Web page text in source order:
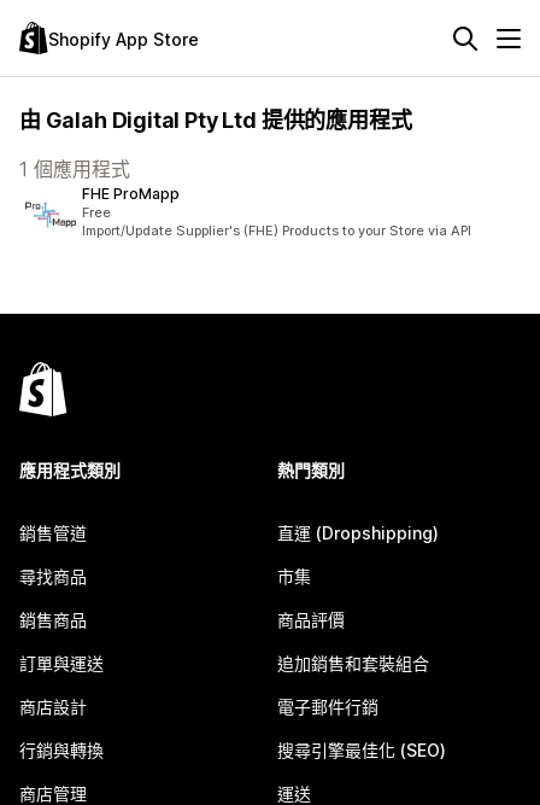
Shopify App Store
由 Galah Digital Pty Ltd 提供的應用程式
1 個應用程式
FHE ProMapp
Free
Import/Update Supplier's (FHE) Products to your Store via API
應用程式類別
銷售管道
尋找商品
銷售商品
訂單與運送
商店設計
行銷與轉換
商店管理
熱門類別
直運 (Dropshipping)
市集
商品評價
追加銷售和套裝組合
電子郵件行銷
搜尋引擎最佳化 (SEO)
運送